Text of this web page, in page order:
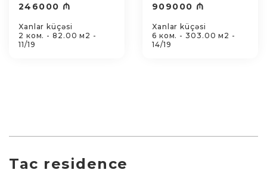
246000 ₼
Xanlar küçəsi
2 ком. - 82.00 м2 -
11/19
909000 ₼
Xanlar küçəsi
6 ком. - 303.00 м2 -
14/19
Tac residence